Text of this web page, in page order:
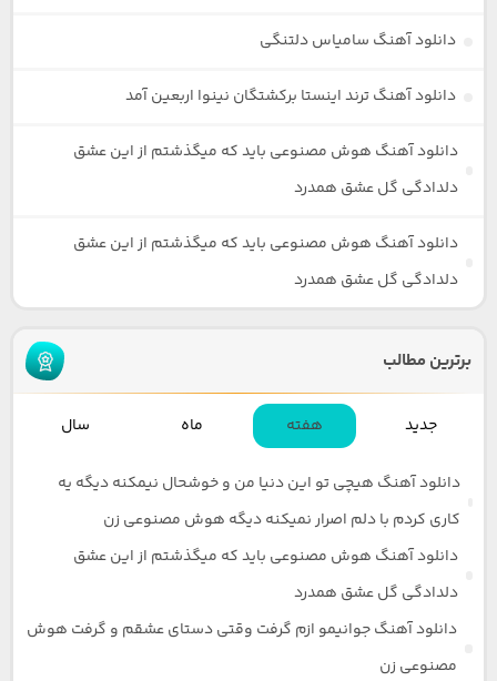
دانلود آهنگ سامیاس دلتنگی
دانلود آهنگ ترند اینستا برکشتگان نینوا اربعین آمد
دانلود آهنگ هوش مصنوعی باید که میگذشتم از این عشق
دلدادگی گل عشق همدرد
دانلود آهنگ هوش مصنوعی باید که میگذشتم از این عشق
دلدادگی گل عشق همدرد
برترین مطالب
جدید هفته ماه سال
دانلود آهنگ هیچی تو این دنیا من و خوشحال نیمکنه دیگه یه
کاری کردم با دلم اصرار نمیکنه دیگه هوش مصنوعی زن
دانلود آهنگ هوش مصنوعی باید که میگذشتم از این عشق
دلدادگی گل عشق همدرد
دانلود آهنگ جوانیمو ازم گرفت وقتی دستای عشقم و گرفت هوش
مصنوعی زن